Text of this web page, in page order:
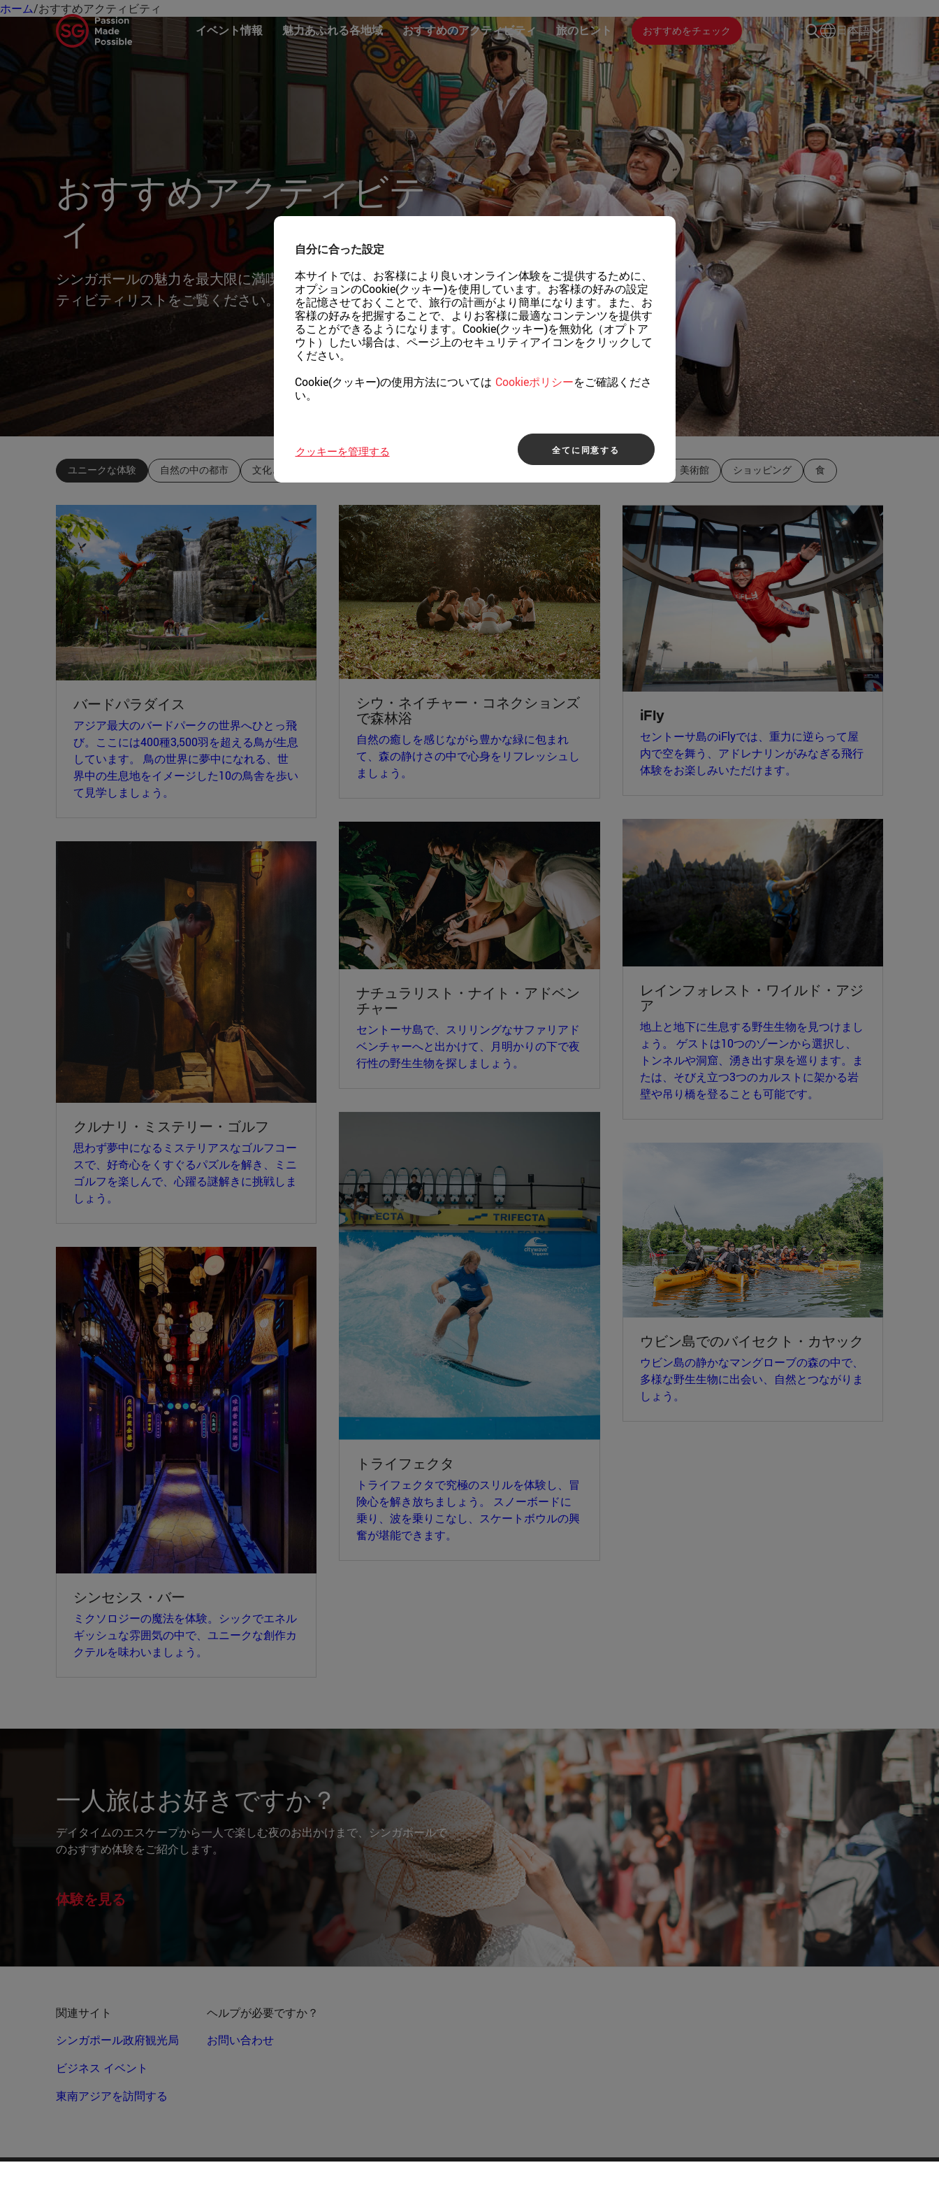
イベント情報 魅力あふれる各地域 おすすめのアクティビティ 旅のヒント おすすめをチェック 日本語
ホーム/おすすめアクティビティ
おすすめアクティビテ
ィ
シンガポールの魅力を最大限に満喫できる究極のおすすめアク
ティビティリストをご覧ください。
ユニークな体験 自然の中の都市 文化と遺産 博物館・美術館 ショッピング 食
バードパラダイス
アジア最大のバードパークの世界へひとっ飛
び。ここには400種3,500羽を超える鳥が生息
しています。 鳥の世界に夢中になれる、世
界中の生息地をイメージした10の鳥舎を歩い
て見学しましょう。
クルナリ・ミステリー・ゴルフ
思わず夢中になるミステリアスなゴルフコー
スで、好奇心をくすぐるパズルを解き、ミニ
ゴルフを楽しんで、心躍る謎解きに挑戦しま
しょう。
シンセシス・バー
ミクソロジーの魔法を体験。シックでエネル
ギッシュな雰囲気の中で、ユニークな創作カ
クテルを味わいましょう。
シウ・ネイチャー・コネクションズ
で森林浴
自然の癒しを感じながら豊かな緑に包まれ
て、森の静けさの中で心身をリフレッシュし
ましょう。
ナチュラリスト・ナイト・アドベン
チャー
セントーサ島で、スリリングなサファリアド
ベンチャーへと出かけて、月明かりの下で夜
行性の野生生物を探しましょう。
トライフェクタ
トライフェクタで究極のスリルを体験し、冒
険心を解き放ちましょう。 スノーボードに
乗り、波を乗りこなし、スケートボウルの興
奮が堪能できます。
iFly
セントーサ島のiFlyでは、重力に逆らって屋
内で空を舞う、アドレナリンがみなぎる飛行
体験をお楽しみいただけます。
レインフォレスト・ワイルド・アジ
ア
地上と地下に生息する野生生物を見つけまし
ょう。 ゲストは10つのゾーンから選択し、
トンネルや洞窟、湧き出す泉を巡ります。ま
たは、そびえ立つ3つのカルストに架かる岩
壁や吊り橋を登ることも可能です。
ウビン島でのバイセクト・カヤック
ウビン島の静かなマングローブの森の中で、
多様な野生生物に出会い、自然とつながりま
しょう。
一人旅はお好きですか？
デイタイムのエスケープから一人で楽しむ夜のお出かけまで、シンガポールで
のおすすめ体験をご紹介します。
体験を見る
関連サイト
シンガポール政府観光局
ビジネス イベント
東南アジアを訪問する
ヘルプが必要ですか？
お問い合わせ
自分に合った設定
本サイトでは、お客様により良いオンライン体験をご提供するために、
オプションのCookie(クッキー)を使用しています。お客様の好みの設定
を記憶させておくことで、旅行の計画がより簡単になります。また、お
客様の好みを把握することで、よりお客様に最適なコンテンツを提供す
ることができるようになります。Cookie(クッキー)を無効化（オプトア
ウト）したい場合は、ページ上のセキュリティアイコンをクリックして
ください。
Cookie(クッキー)の使用方法については Cookieポリシーをご確認くださ
い。
全てに同意する
クッキーを管理する